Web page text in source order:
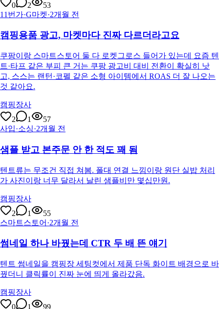
0
2
53
11번가·G마켓·2개월 전
캠핑용품 광고, 마켓마다 진짜 다르더라고요
쿠팡이랑 스마트스토어 둘 다 로켓그로스 들어가 있는데 요즘 텐
트·타프 같은 부피 큰 거는 쿠팡 광고비 대비 전환이 확실히 낫
고, 스스는 랜턴·코펠 같은 소형 아이템에서 ROAS 더 잘 나오는
것 같아요.
캠핑장사
2
1
57
사입·소싱·2개월 전
샘플 받고 본주문 안 한 적도 꽤 됨
텐트류는 무조건 직접 쳐봄. 폴대 연결 느낌이랑 원단 실밥 처리
가 사진이랑 너무 달라서 날린 샘플비만 몇십만원.
캠핑장사
2
1
55
스마트스토어 ·2개월 전
썸네일 하나 바꿨는데 CTR 두 배 뜬 얘기
텐트 썸네일을 캠핑장 세팅컷에서 제품 단독 화이트 배경으로 바
꿨더니 클릭률이 진짜 눈에 띄게 올라갔음.
캠핑장사
0
1
99